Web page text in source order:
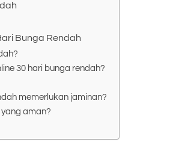
Bunga Rendah
30 hari bunga rendah?
memerlukan jaminan?
aman?